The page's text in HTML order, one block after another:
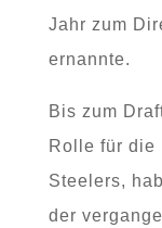
Jahr zum
ernannte.
Bis zum
Rolle für die
Steelers,
der